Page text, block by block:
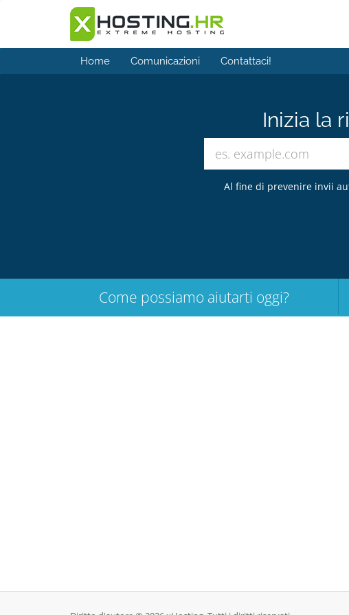
Home Comunicazioni Contattaci!
Inizia la
Al fine di prevenire invii
Come possiamo aiutarti oggi?